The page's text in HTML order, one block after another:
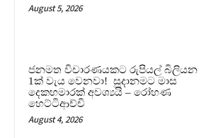
August 5, 2026
ජනමත විචාරණයකට රුපියල් බිලියන
1ක් වැය වෙනවා! සූදානමට මාස
දෙකහමාරක් අවශ්‍යයි – රෝහණ
හෙට්ටිආච්චි
August 4, 2026